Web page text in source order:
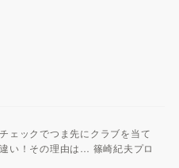
ェックでつま先にクラブを当て
い！その理由は… 篠崎紀夫プロ